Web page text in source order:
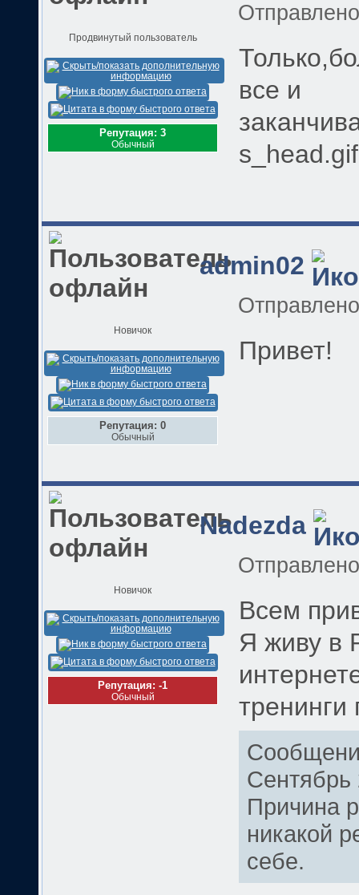
Продвинутый пользователь
Репутация: 3
Обычный
все и
s_head.gif
admin02
Новичок
Репутация: 0
Обычный
Привет!
Nadezda
Новичок
Репутация: -1
Обычный
Всем
Я живу в
Сентябрь
Причина
никакой
себе.